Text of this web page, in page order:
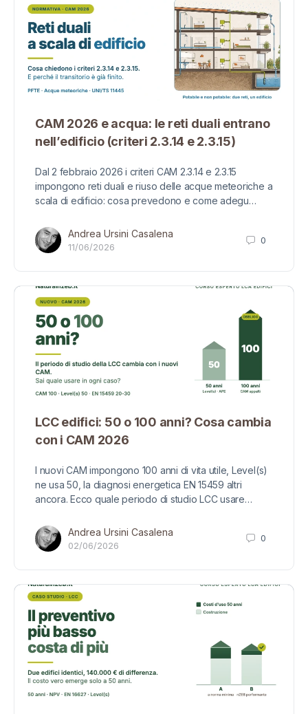
CAM 2026 e acqua: le reti duali entrano
nell’edificio (criteri 2.3.14 e 2.3.15)
Dal 2 febbraio 2026 i criteri CAM 2.3.14 e 2.3.15
impongono reti duali e riuso delle acque meteoriche a
scala di edificio: cosa prevedono e come adegu…
Andrea Ursini Casalena
11/06/2026
0
LCC edifici: 50 o 100 anni? Cosa cambia
con i CAM 2026
I nuovi CAM impongono 100 anni di vita utile, Level(s)
ne usa 50, la diagnosi energetica EN 15459 altri
ancora. Ecco quale periodo di studio LCC usare…
Andrea Ursini Casalena
02/06/2026
0